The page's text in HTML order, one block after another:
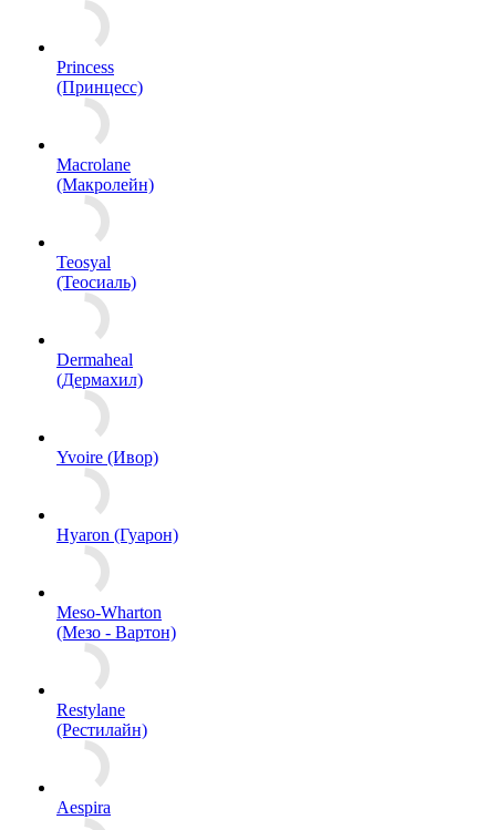
Princess
(Принцесс)
Macrolane
(Макролейн)
Teosyal
(Теосиаль)
Dermaheal
(Дермахил)
Yvoire (Ивор)
Hyaron (Гуарон)
Meso-Wharton
(Мезо - Вартон)
Restylane
(Рестилайн)
Aespira